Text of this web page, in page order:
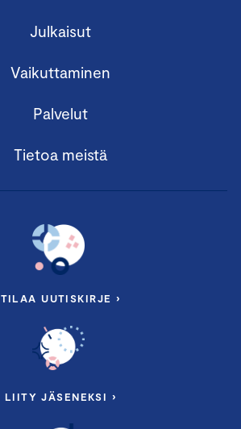
Julkaisut
Vaikuttaminen
Palvelut
Tietoa meistä
TILAA UUTISKIRJE ›
LIITY JÄSENEKSI ›